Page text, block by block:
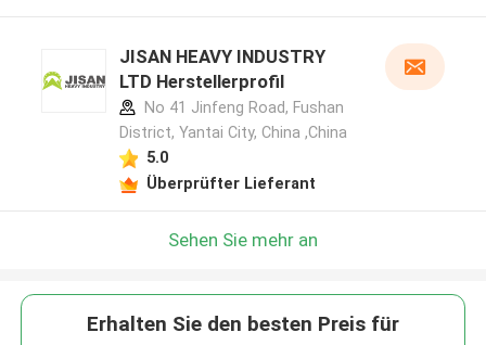
JISAN HEAVY INDUSTRY
LTD Herstellerprofil
No 41 Jinfeng Road, Fushan
District, Yantai City, China ,China
5.0
Überprüfter Lieferant
Sehen Sie mehr an
Erhalten Sie den besten Preis für